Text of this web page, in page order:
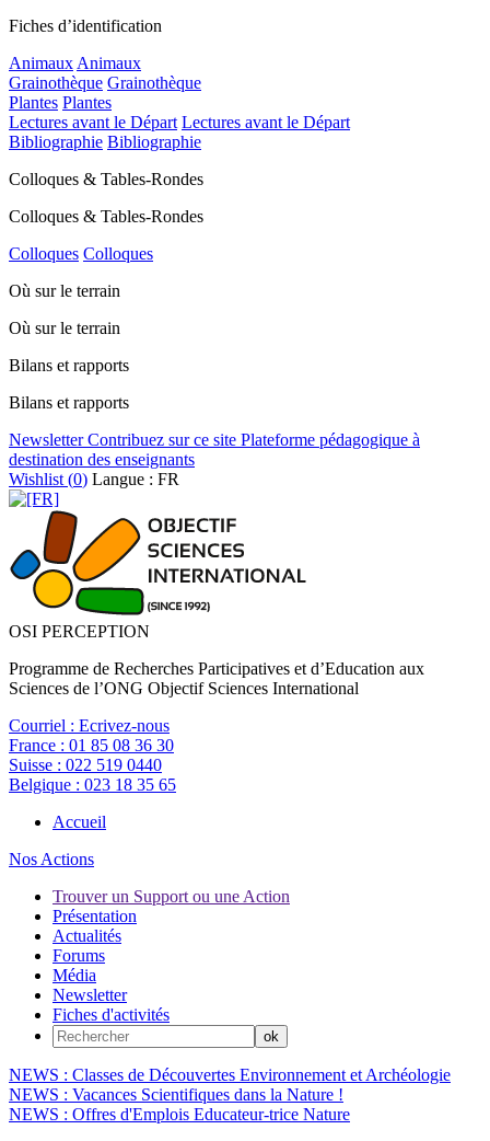
Fiches d’identification
AnimauxAnimaux
Grainothèque Grainothèque
Plantes Plantes
Lectures avant le Départ Lectures avant le Départ
Bibliographie Bibliographie
Colloques & Tables-Rondes
Colloques & Tables-Rondes
Colloques Colloques
Où sur le terrain
Où sur le terrain
Bilans et rapports
Bilans et rapports
NewsletterContribuez sur ce site Plateforme pédagogique à
destination des enseignants
Wishlist (0) Langue : FR
OSI PERCEPTION
Programme de Recherches Participatives et d’Education aux
Sciences de l’ONG Objectif Sciences International
Courriel : Ecrivez-nous
France : 01 85 08 36 30
Suisse : 022 519 0440
Belgique : 023 18 35 65
Accueil
Nos Actions
Trouver un Support ou une Action
Présentation
Actualités
Forums
Média
Newsletter
Fiches d'activités
NEWS : Classes de Découvertes Environnement et Archéologie
NEWS : Vacances Scientifiques dans la Nature !
NEWS : Offres d'Emplois Educateur-trice Nature